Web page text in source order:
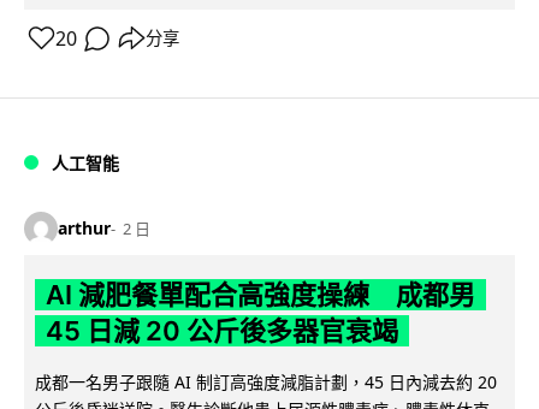
20 分享
人工智能
arthur 2 日
AI 減肥餐單配合高強度操練 成都男
45 日減 20 公斤後多器官衰竭
成都一名男子跟隨 AI 制訂高強度減脂計劃，45 日內減去約 20